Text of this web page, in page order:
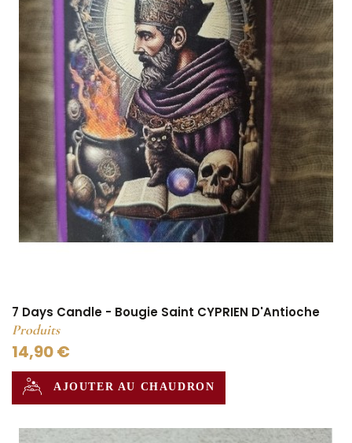
7 Days Candle - Bougie Saint CYPRIEN D'Antioche
Produits
14,90 €
AJOUTER AU CHAUDRON